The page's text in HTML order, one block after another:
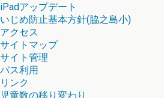
iPadアップデート
いじめ防止基本方針(脇之島小)
アクセス
サイトマップ
サイト管理
バス利用
リンク
児童数の移り変わり